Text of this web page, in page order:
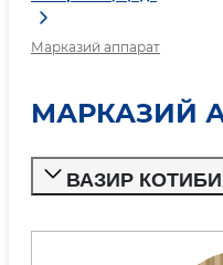
Марказий аппарат
МАРКАЗИЙ
ВАЗИР